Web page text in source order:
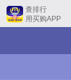
查排行
用买购APP